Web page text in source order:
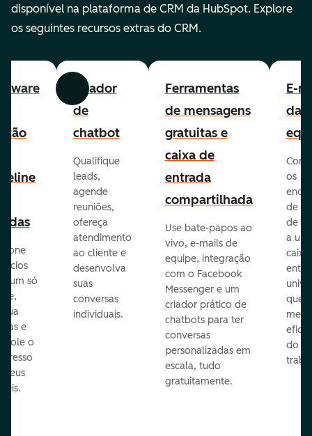
disponível na plataforma de CRM da HubSpot. Explore
os seguintes recursos extras do CRM.
Anterior Avançar
um só
e
o
seus
Criador
de
chatbot
Qualifique
leads,
agende
reuniões,
ofereça
atendimento
ao cliente e
desenvolva
suas
conversas
individuais.
Ferramentas
de mensagens
gratuitas e
caixa de
entrada
compartilhada
Use bate-papos ao
vivo, e-mails de
equipe, integração
com o Facebook
Messenger e um
criador prático de
chatbots para ter
conversas
personalizadas em
escala, tudo
gratuitamente.
E-
da
os
de
de
a
caixa
que
do